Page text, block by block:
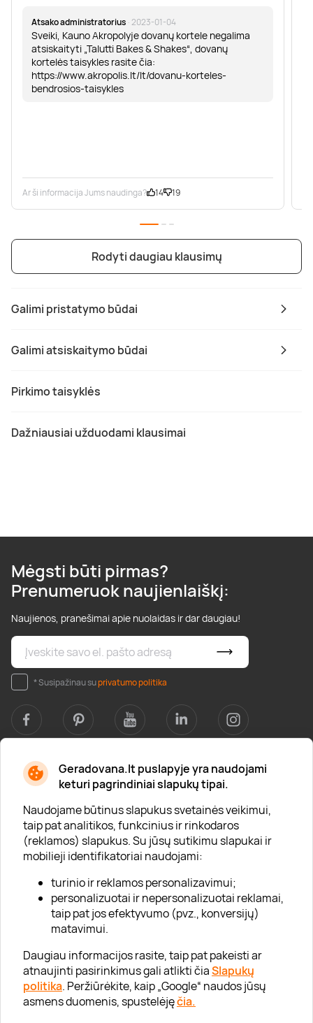
Geradovana.lt puslapyje yra naudojami
keturi pagrindiniai slapukų tipai.
Naudojame būtinus slapukus svetainės veikimui,
taip pat analitikos, funkcinius ir rinkodaros
(reklamos) slapukus. Su jūsų sutikimu slapukai ir
mobilieji identifikatoriai naudojami:
turinio ir reklamos personalizavimui;
personalizuotai ir nepersonalizuotai reklamai,
taip pat jos efektyvumo (pvz., konversijų)
matavimui.
Daugiau informacijos rasite, taip pat pakeisti ar
atnaujinti pasirinkimus gali atlikti čiaSlapukų
politika. Peržiūrėkite, kaip „Google“ naudos jūsų
asmens duomenis, spustelėjęčia.
Galimi pristatymo būdai
Galimi atsiskaitymo būdai
Pirkimo taisyklės
Dažniausiai užduodami klausimai
Atsako administratorius · 2023-01-04
Sveiki, Kauno Akropolyje dovanų kortele negalima
atsiskaityti „Talutti Bakes & Shakes“, dovanų
kortelės taisykles rasite čia:
https://www.akropolis.lt/lt/dovanu-korteles-
bendrosios-taisykles
Ar ši informacija Jums naudinga? 14 19
Rodyti daugiau klausimų
Mėgsti būti pirmas?
Prenumeruok naujienlaiškį:
Naujienos, pranešimai apie nuolaidas ir dar daugiau!
* Susipažinau suprivatumo politika
Apie mus
Apie „Gera Dovana“
Lojalumo klubas
Karjera
Visi partneriai
Kontaktai
Tinklaraštis
Informacija